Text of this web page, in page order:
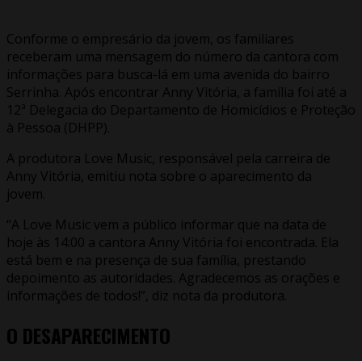
Conforme o empresário da jovem, os familiares
receberam uma mensagem do número da cantora com
informações para busca-lá em uma avenida do bairro
Serrinha. Após encontrar Anny Vitória, a família foi até a
12ª Delegacia do Departamento de Homicídios e Proteção
à Pessoa (DHPP).
A produtora Love Music, responsável pela carreira de
Anny Vitória, emitiu nota sobre o aparecimento da
jovem.
“A Love Music vem a público informar que na data de
hoje às 14:00 a cantora Anny Vitória foi encontrada. Ela
está bem e na presença de sua família, prestando
depoimento as autoridades. Agradecemos as orações e
informações de todos!”, diz nota da produtora.
O DESAPARECIMENTO